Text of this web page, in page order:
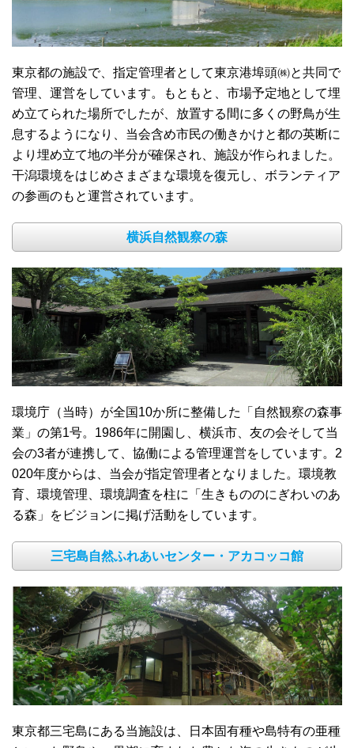
東京都の施設で、指定管理者として東京港埠頭㈱と共同で
管理、運営をしています。もともと、市場予定地として埋
め立てられた場所でしたが、放置する間に多くの野鳥が生
息するようになり、当会含め市民の働きかけと都の英断に
より埋め立て地の半分が確保され、施設が作られました。
干潟環境をはじめさまざまな環境を復元し、ボランティア
の参画のもと運営されています。
横浜自然観察の森
環境庁（当時）が全国10か所に整備した「自然観察の森事
業」の第1号。1986年に開園し、横浜市、友の会そして当
会の3者が連携して、協働による管理運営をしています。2
020年度からは、当会が指定管理者となりました。環境教
育、環境管理、環境調査を柱に「生きもののにぎわいのあ
る森」をビジョンに掲げ活動をしています。
三宅島自然ふれあいセンター・アカコッコ館
東京都三宅島にある当施設は、日本固有種や島特有の亜種